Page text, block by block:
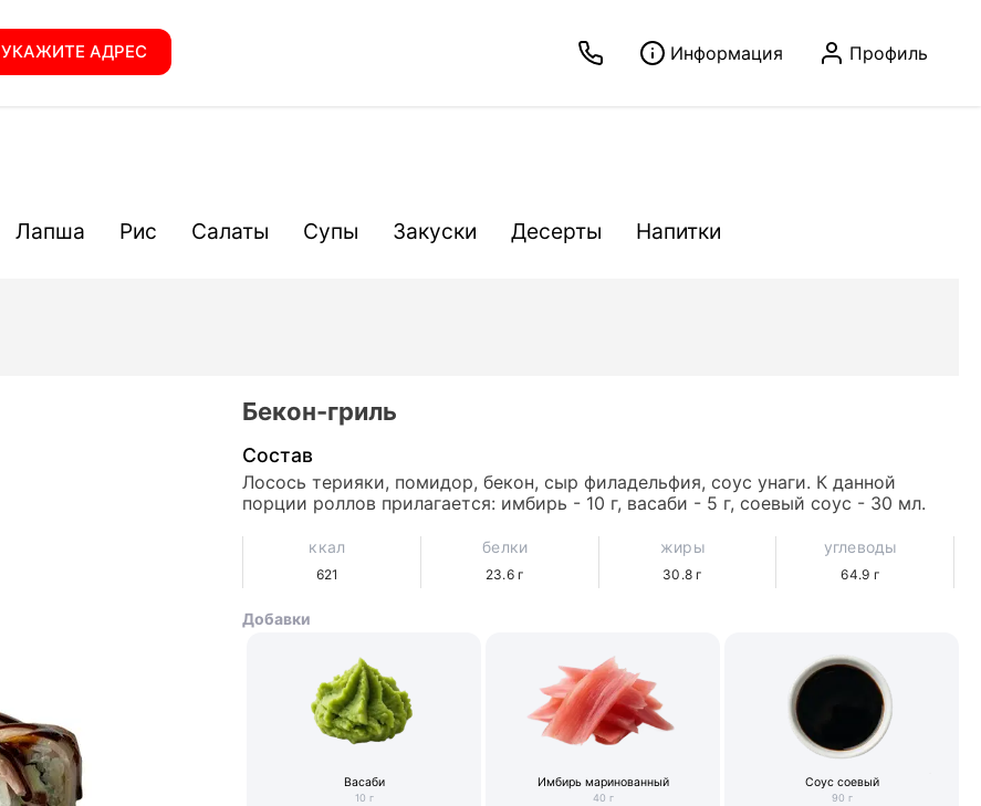
УКАЖИТЕ АДРЕС Информация Профиль
Лапша Рис Салаты Супы Закуски Десерты Напитки
Бекон-гриль
Состав
Лосось терияки, помидор, бекон, сыр филадельфия, соус унаги. К данной
порции роллов прилагается: имбирь - 10 г, васаби - 5 г, соевый соус - 30 мл.
ккал
621
белки
23.6г
жиры
30.8 г
углеводы
64.9 г
Добавки
Васаби
10 г
Имбирь маринованный
40 г
Соус соевый
90 г